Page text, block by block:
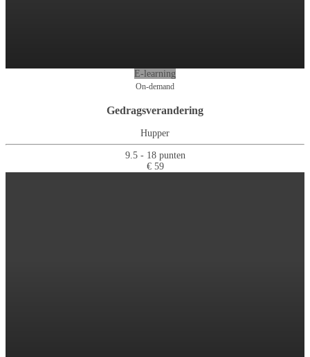
E-learning
On-demand
Gedragsverandering
Hupper
9.5 - 18 punten
€ 59